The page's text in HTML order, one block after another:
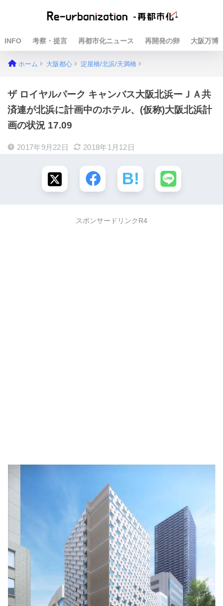
INFO 考察・提言 再都市化ニュース 再開発の卵 大阪万博
ホーム 大阪都心 淀屋橋/北浜/天満橋
ザ ロイヤルパーク キャンバス大阪北浜ーＪＡ共
済連が北浜に計画中のホテル、(仮称)大阪北浜計
画の状況 17.09
2017年9月22日 2018年1月12日
スポンサードリンクR4